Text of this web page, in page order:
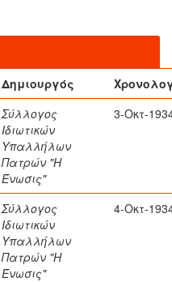
Δημιουργός
Σύλλογος
Ιδιωτικών
Υπαλλήλων
Πατρών "Η
Ένωσις"
3-Οκτ-
Σύλλογος
Ιδιωτικών
Υπαλλήλων
Πατρών "Η
Ένωσις"
4-Οκτ-